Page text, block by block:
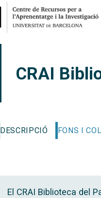
CRAI
DESCRIPCIÓ FONS I
El CRAI Biblioteca del